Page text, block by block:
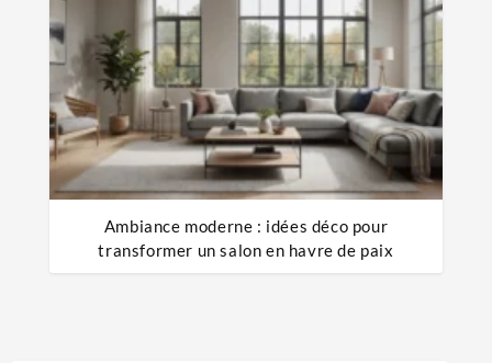
Ambiance moderne : idées déco pour
transformer un salon en havre de paix